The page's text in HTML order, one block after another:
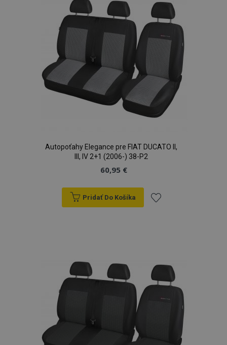
prianí
Autopoťahy Elegance pre FIAT DUCATO II,
III, IV 2+1 (2006-) 38-P2
60,95 €
Pridať Do Košíka
prianí